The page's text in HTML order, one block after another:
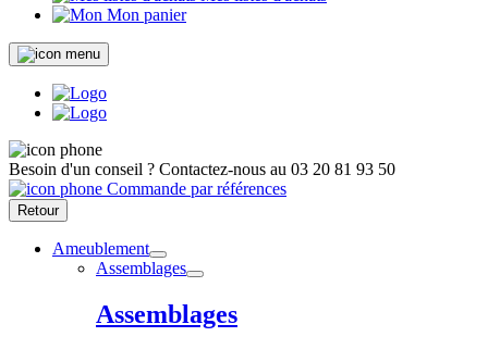
Mon panier
Besoin d'un conseil ? Contactez-nous au 03 20 81 93 50
Commande par références
Retour
Ameublement
Assemblages
Assemblages